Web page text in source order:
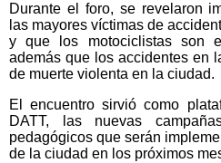
Durante el foro, se revelaron
las mayores víctimas de
y que los motociclistas son
además que los accidentes en
de muerte violenta en la ciudad.
El encuentro sirvió como
DATT, las nuevas
pedagógicos que serán
de la ciudad en los próximos